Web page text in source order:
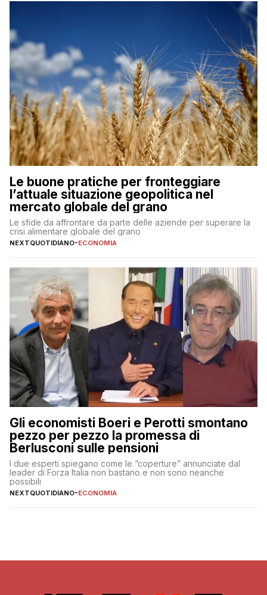
Le buone pratiche per fronteggiare
l’attuale situazione geopolitica nel
mercato globale del grano
Le sfide da affrontare da parte delle aziende per superare la
crisi alimentare globale del grano
NEXTQUOTIDIANO-ECONOMIA
Gli economisti Boeri e Perotti smontano
pezzo per pezzo la promessa di
Berlusconi sulle pensioni
I due esperti spiegano come le “coperture” annunciate dal
leader di Forza Italia non bastano e non sono neanche
possibili
NEXTQUOTIDIANO-ECONOMIA